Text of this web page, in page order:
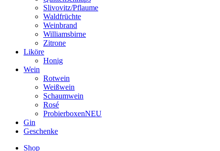
Slivovitz/Pflaume
Waldfrüchte
Weinbrand
Williamsbirne
Zitrone
Liköre
Honig
Wein
Rotwein
Weißwein
Schaumwein
Rosé
ProbierboxenNEU
Gin
Geschenke
Shop